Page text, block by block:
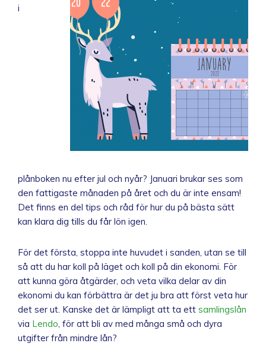
i
plånboken nu efter jul och nyår? Januari brukar ses som
den fattigaste månaden på året och du är inte ensam!
Det finns en del tips och råd för hur du på bästa sätt
kan klara dig tills du får lön igen.
För det första, stoppa inte huvudet i sanden, utan se till
så att du har koll på läget och koll på din ekonomi. För
att kunna göra åtgärder, och veta vilka delar av din
ekonomi du kan förbättra är det ju bra att först veta hur
det ser ut. Kanske det är lämpligt att ta ett samlingslån
via Lendo, för att bli av med många små och dyra
utgifter från mindre lån?